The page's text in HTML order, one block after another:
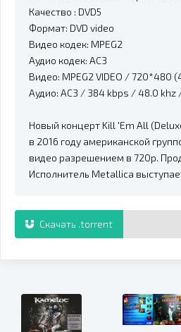
Качество : DVD5
Формат: DVD video
Видео кодек: MPEG2
Аудио кодек: AC3
Видео: MPEG2 VIDEO / 720*480
Аудио: AC3 / 384 kbps / 48.0 khz
Новый концерт Kill 'Em All
в 2016 году американской
видео разрешением в 720p.
Исполнитель Metallica
Скачать .torrent